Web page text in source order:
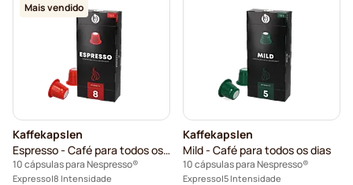
Mais vendido
Kaffekapslen
Espresso - Café para todos os dias
10 cápsulas para Nespresso®
Expresso 8 Intensidade
Kaffekapslen
Mild - Café para todos os dias
10 cápsulas para Nespresso®
Expresso 5 Intensidade